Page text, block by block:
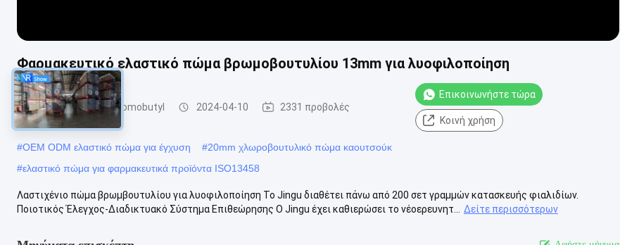
Φαρμακευτικό ελαστικό πώμα βρωμοβουτυλίου 13mm για λυοφιλοποίηση
Λαστιχένιο πώμα Bromobutyl 2024-04-10 2331 προβολές
Επικοινωνήστε τώρα
Κοινή χρήση
#OEM ODM ελαστικό πώμα για έγχυση #20mm χλωροβουτυλικό πώμα καουτσούκ
#ελαστικό πώμα για φαρμακευτικά προϊόντα ISO13458
Λαστιχένιο πώμα βρωμβουτυλίου για λυοφιλοποίηση Το Jingu διαθέτει πάνω από 200 σετ γραμμών κατασκευής φιαλιδίων.
Ποιοτικός Έλεγχος-Διαδικτυακό Σύστημα Επιθεώρησης Ο Jingu έχει καθιερώσει το νέοερευνητ...
Δείτε περισσότερων